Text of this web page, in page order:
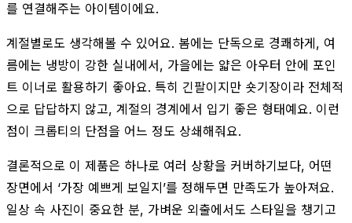
를 연결해주는 아이템이에요.
계절별로도 생각해볼 수 있어요. 봄에는 단독으로 경쾌하게, 여
름에는 냉방이 강한 실내에서, 가을에는 얇은 아우터 안에 포인
트 이너로 활용하기 좋아요. 특히 긴팔이지만 숏기장이라 전체적
으로 답답하지 않고, 계절의 경계에서 입기 좋은 형태예요. 이런
점이 크롭티의 단점을 어느 정도 상쇄해줘요.
결론적으로 이 제품은 하나로 여러 상황을 커버하기보다, 어떤
장면에서 ‘가장 예쁘게 보일지’를 정해두면 만족도가 높아져요.
일상 속 사진이 중요한 분, 가벼운 외출에서도 스타일을 챙기고